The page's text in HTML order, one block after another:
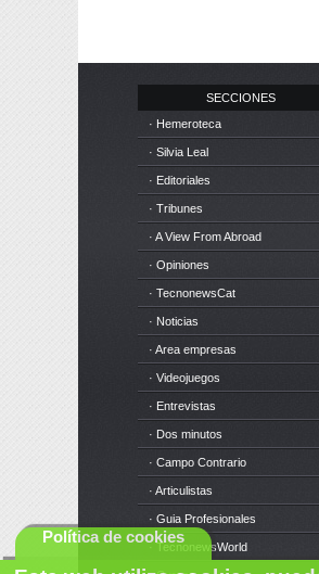
SECCIONES
· Hemeroteca
· Silvia Leal
· Editoriales
· Tribunes
· A View From Abroad
· Opiniones
· TecnonewsCat
· Noticias
· Area empresas
· Videojuegos
· Entrevistas
· Dos minutos
· Campo Contrario
· Articulistas
· Guia Profesionales
· TecnonewsWorld
Política de cookies